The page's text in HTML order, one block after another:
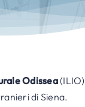
Odissea
di Siena.